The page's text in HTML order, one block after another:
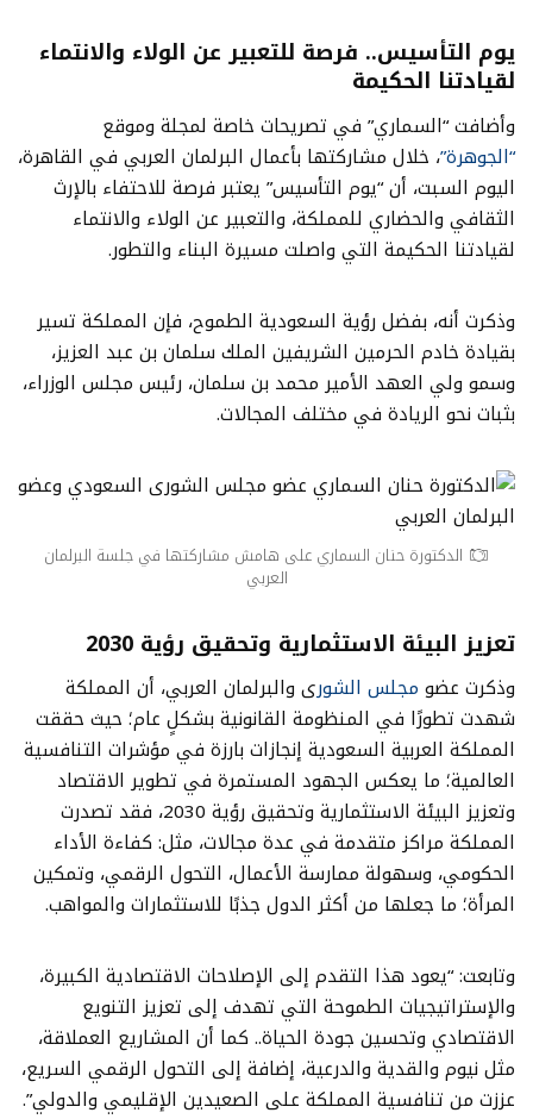
يوم التأسيس.. فرصة للتعبير عن الولاء والانتماء
لقيادتنا الحكيمة
وأضافت “السماري” في تصريحات خاصة لمجلة وموقع
“الجوهرة”، خلال مشاركتها بأعمال البرلمان العربي في القاهرة،
اليوم السبت، أن “يوم التأسيس” يعتبر فرصة للاحتفاء بالإرث
الثقافي والحضاري للمملكة، والتعبير عن الولاء والانتماء
لقيادتنا الحكيمة التي واصلت مسيرة البناء والتطور.
وذكرت أنه، بفضل رؤية السعودية الطموح، فإن المملكة تسير
بقيادة خادم الحرمين الشريفين الملك سلمان بن عبد العزيز،
وسمو ولي العهد الأمير محمد بن سلمان، رئيس مجلس الوزراء،
بثبات نحو الريادة في مختلف المجالات.
الدكتورة حنان السماري على هامش مشاركتها في جلسة البرلمان
العربي
تعزيز البيئة الاستثمارية وتحقيق رؤية 2030
وذكرت عضو مجلس الشورى والبرلمان العربي، أن المملكة
شهدت تطورًا في المنظومة القانونية بشكلٍ عام؛ حيث حققت
المملكة العربية السعودية إنجازات بارزة في مؤشرات التنافسية
العالمية؛ ما يعكس الجهود المستمرة في تطوير الاقتصاد
وتعزيز البيئة الاستثمارية وتحقيق رؤية 2030، فقد تصدرت
المملكة مراكز متقدمة في عدة مجالات، مثل: كفاءة الأداء
الحكومي، وسهولة ممارسة الأعمال، التحول الرقمي، وتمكين
المرأة؛ ما جعلها من أكثر الدول جذبًا للاستثمارات والمواهب.
وتابعت: “يعود هذا التقدم إلى الإصلاحات الاقتصادية الكبيرة،
والإستراتيجيات الطموحة التي تهدف إلى تعزيز التنويع
الاقتصادي وتحسين جودة الحياة.. كما أن المشاريع العملاقة،
مثل نيوم والقدية والدرعية، إضافة إلى التحول الرقمي السريع،
عززت من تنافسية المملكة على الصعيدين الإقليمي والدولي”.